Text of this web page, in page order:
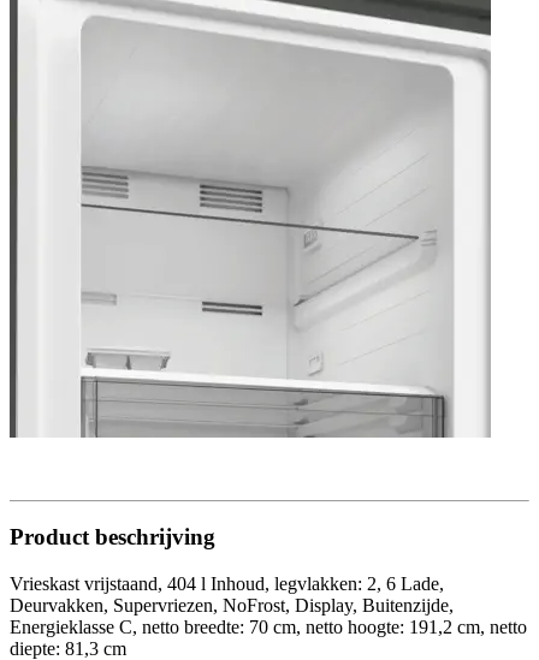
Product beschrijving
Vrieskast vrijstaand, 404 l Inhoud, legvlakken: 2, 6 Lade,
Deurvakken, Supervriezen, NoFrost, Display, Buitenzijde,
Energieklasse C, netto breedte: 70 cm, netto hoogte: 191,2 cm, netto
diepte: 81,3 cm